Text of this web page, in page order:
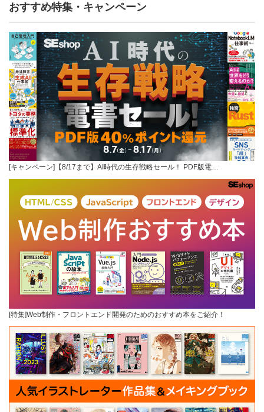
おすすめ特集・キャンペーン
[キャンペーン]【8/17まで】AI時代の生存戦略セール！ PDF版電…
[特集]Web制作・フロントエンド開発のためのおすすめ本をご紹介！